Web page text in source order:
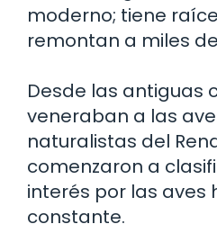
moderno; tiene
remontan a miles
Desde las antiguas
veneraban a las
naturalistas del
comenzaron a
interés por las aves
constante.